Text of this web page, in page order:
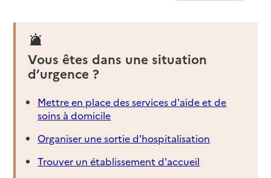
Vous êtes dans une situation
d’urgence ?
Mettre en place des services d'aide et de
soins à domicile
Organiser une sortie d'hospitalisation
Trouver un établissement d'accueil